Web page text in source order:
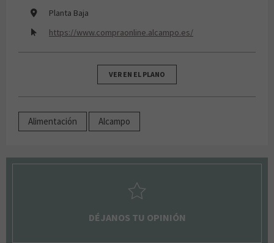
Planta Baja
https://www.compraonline.alcampo.es/
VER EN EL PLANO
Alimentación Alcampo
DÉJANOS TU OPINIÓN